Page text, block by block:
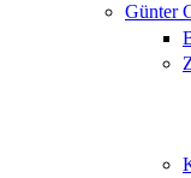
Günter